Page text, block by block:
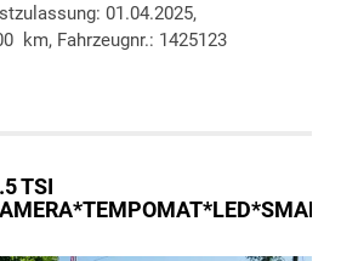
01.04.2025,
km, Fahrzeugnr.: 1425123
drucken
TSI